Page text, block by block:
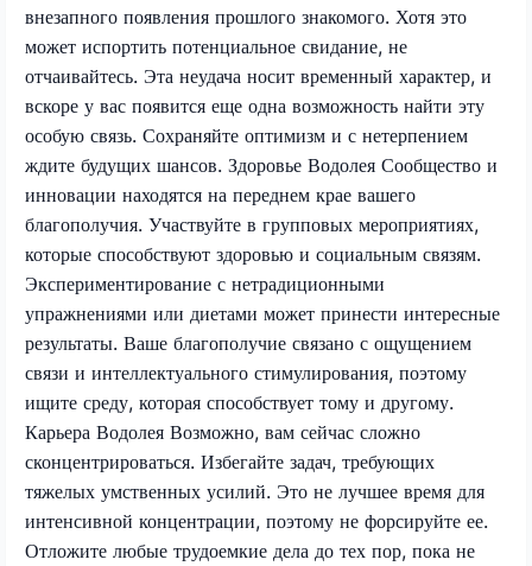
внезапного появления прошлого знакомого. Хотя это
может испортить потенциальное свидание, не
отчаивайтесь. Эта неудача носит временный характер, и
вскоре у вас появится еще одна возможность найти эту
особую связь. Сохраняйте оптимизм и с нетерпением
ждите будущих шансов. Здоровье Водолея Сообщество и
инновации находятся на переднем крае вашего
благополучия. Участвуйте в групповых мероприятиях,
которые способствуют здоровью и социальным связям.
Экспериментирование с нетрадиционными
упражнениями или диетами может принести интересные
результаты. Ваше благополучие связано с ощущением
связи и интеллектуального стимулирования, поэтому
ищите среду, которая способствует тому и другому.
Карьера Водолея Возможно, вам сейчас сложно
сконцентрироваться. Избегайте задач, требующих
тяжелых умственных усилий. Это не лучшее время для
интенсивной концентрации, поэтому не форсируйте ее.
Отложите любые трудоемкие дела до тех пор, пока не